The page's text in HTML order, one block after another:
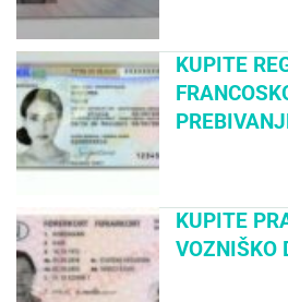
KUPITE
KUPITE
VOZNIŠKO